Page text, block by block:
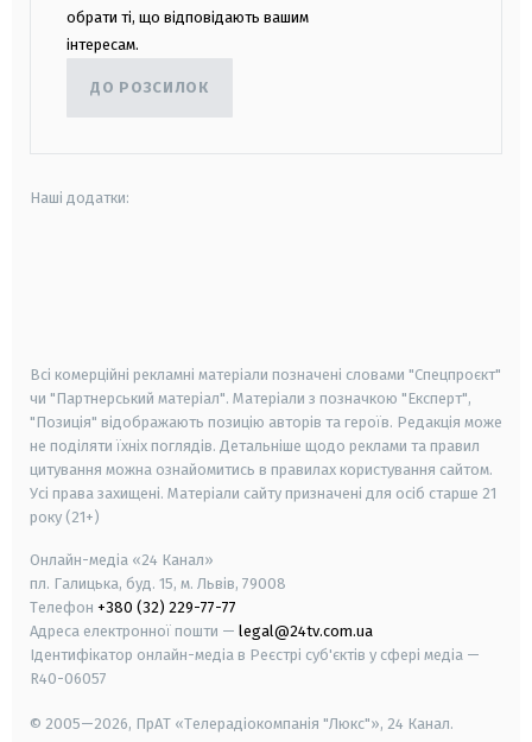
обрати ті, що відповідають вашим
інтересам.
ДО РОЗСИЛОК
Наші додатки:
Всі комерційні рекламні матеріали позначені словами "Спецпроєкт"
чи "Партнерський матеріал". Матеріали з позначкою "Експерт",
"Позиція" відображають позицію авторів та героїв. Редакція може
не поділяти їхніх поглядів. Детальніше щодо реклами та правил
цитування можна ознайомитись в правилах користування сайтом.
Усі права захищені. Матеріали сайту призначені для осіб старше 21
року (21+)
Онлайн-медіа «24 Канал»
пл. Галицька, буд. 15, м. Львів, 79008
Телефон +380 (32) 229-77-77
Адреса електронної пошти — legal@24tv.com.ua
Ідентифікатор онлайн-медіа в Реєстрі суб'єктів у сфері медіа —
R40-06057
© 2005—2026, ПрАТ «Телерадіокомпанія "Люкс"», 24 Канал.